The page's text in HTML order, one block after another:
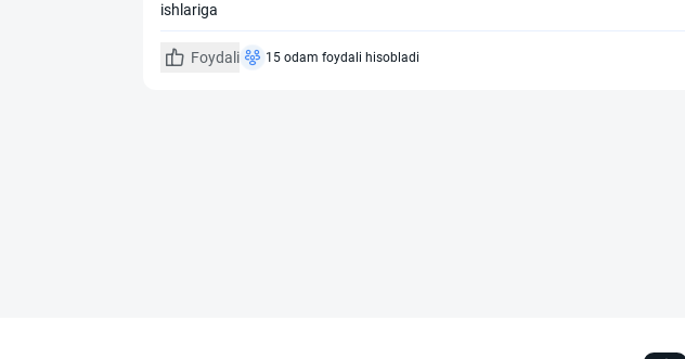
ishlariga
Foydali 15 odam foydali hisobladi